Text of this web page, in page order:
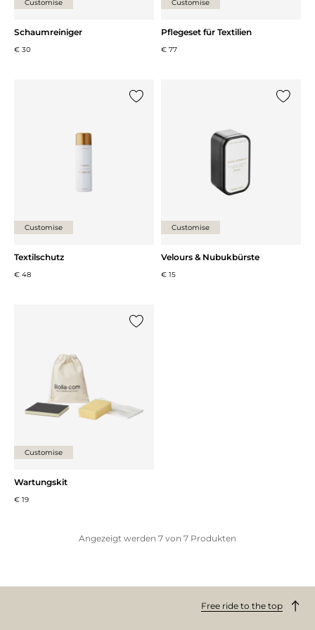
Customise
Schaumreiniger
€ 30
Customise
Pflegeset für Textilien
€ 77
Customise
Textilschutz
€ 48
Customise
Velours & Nubukbürste
€ 15
Customise
Wartungskit
€ 19
Angezeigt werden 7 von 7 Produkten
Free ride to the top